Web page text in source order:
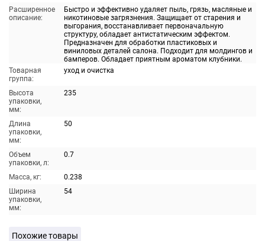
Расширенное
описание:
Быстро и эффективно удаляет пыль, грязь, масляные и
никотиновые загрязнения. Защищает от старения и
выгорания, восстанавливает первоначальную
структуру, обладает антистатическим эффектом.
Предназначен для обработки пластиковых и
виниловых деталей салона. Подходит для молдингов и
бамперов. Обладает приятным ароматом клубники.
Товарная
группа:
уход и очистка
Высота
упаковки,
мм:
235
Длина
упаковки,
мм:
50
Объем
упаковки, л:
0.7
Масса, кг:
0.238
Ширина
упаковки,
мм:
54
Похожие товары